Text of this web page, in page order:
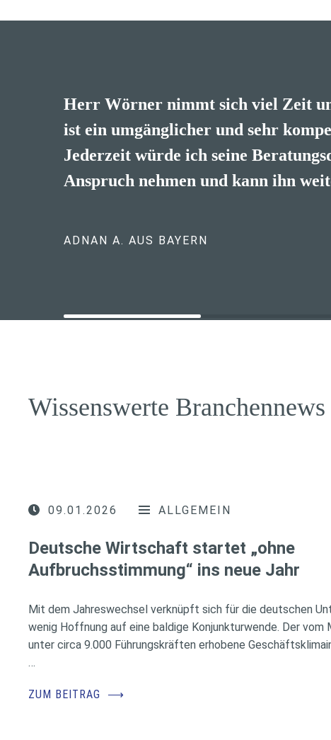
Herr Wörner nimmt sich viel Zeit
ist ein umgänglicher und sehr
Jederzeit würde ich seine
Anspruch nehmen und kann ihn
ADNAN A. AUS BAYERN
sehr netter, verständnisvoller,
Berater. Würde ichm jedem
Wissenswerte Branchennews
09.01.2026 ALLGEMEIN
Deutsche Wirtschaft startet „ohne
Aufbruchsstimmung“ ins neue Jahr
Mit dem Jahreswechsel verknüpft sich für die deutschen
wenig Hoffnung auf eine baldige Konjunkturwende. Der
unter circa 9.000 Führungskräften erhobene
…
ZUM BEITRAG ⟶